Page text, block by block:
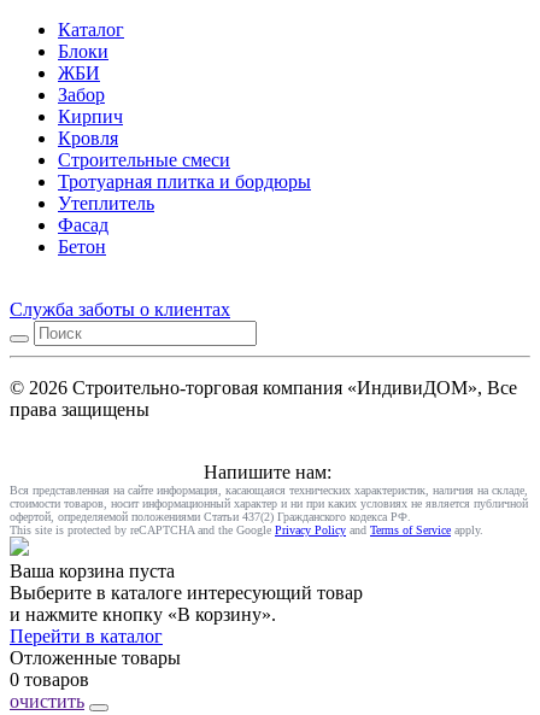
Каталог
Блоки
ЖБИ
Забор
Кирпич
Кровля
Строительные смеси
Тротуарная плитка и бордюры
Утеплитель
Фасад
Бетон
Служба заботы о клиентах
© 2026 Строительно-торговая компания «ИндивиДОМ», Все
права защищены
Напишите нам:
Вся представленная на сайте информация, касающаяся технических характеристик, наличия на складе,
стоимости товаров, носит информационный характер и ни при каких условиях не является публичной
офертой, определяемой положениями Статьи 437(2) Гражданского кодекса РФ.
This site is protected by reCAPTCHA and the Google Privacy Policy and Terms of Service apply.
Ваша корзина пуста
Выберите в каталоге интересующий товар
и нажмите кнопку «В корзину».
Перейти в каталог
Отложенные товары
0 товаров
очистить